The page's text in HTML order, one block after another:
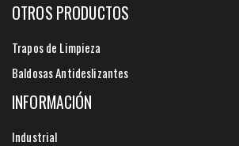
OTROS PRODUCTOS
Trapos de Limpieza
Baldosas Antideslizantes
INFORMACIÓN
Industrial